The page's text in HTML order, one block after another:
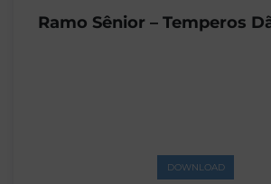
Ramo Sênior – Temperos
DOWNLOAD